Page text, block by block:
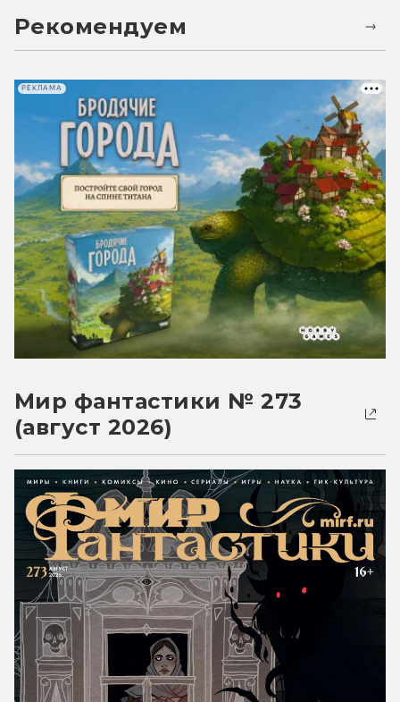
Рекомендуем
РЕКЛАМА
Мир фантастики № 273
(август 2026)